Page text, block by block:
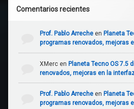
Comentarios recientes
Prof. Pablo Arrecheen Planeta
programas renovados, mejoras
XMercen Planeta Tecno OS 7.5
renovados, mejoras en la
Prof. Pablo Arrecheen Planeta
programas renovados, mejoras